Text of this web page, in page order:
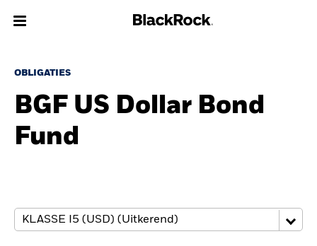
Over Ons
Producten
Thema's
Beleggingsinformatie
OBLIGATIES
BGF US Dollar Bond
Fund